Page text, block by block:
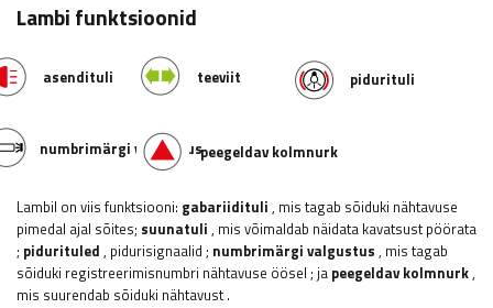
Lambi funktsioonid
asendituli
numbrimärgi valgustus
teeviit
peegeldav kolmnurk
pidurituli
Lambil on viis funktsiooni: gabariidituli , mis tagab sõiduki nähtavuse
pimedal ajal sõites; suunatuli , mis võimaldab näidata kavatsust pöörata
; pidurituled , pidurisignaalid ; numbrimärgi valgustus , mis tagab
sõiduki registreerimisnumbri nähtavuse öösel ; ja peegeldav kolmnurk,
mis suurendab sõiduki nähtavust.